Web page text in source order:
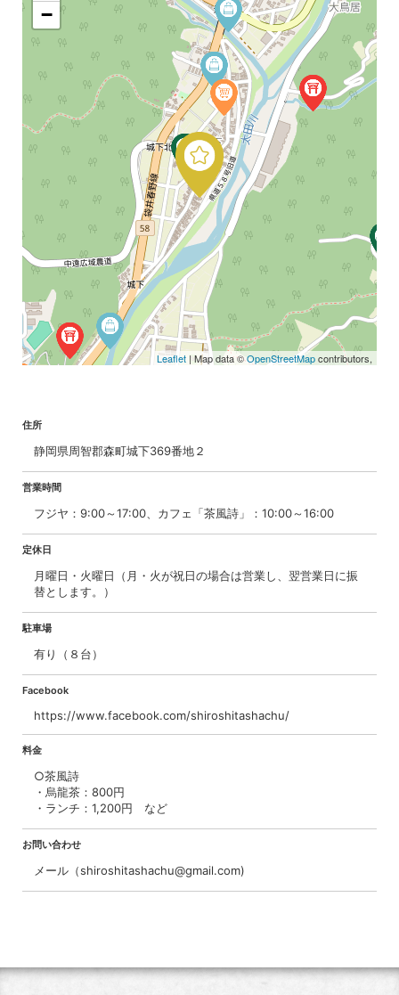
−
Leaflet | Map data ©OpenStreetMapcontributors,
住所
静岡県周智郡森町城下369番地２
営業時間
フジヤ：9:00～17:00、カフェ「茶風詩」：10:00～16:00
定休日
月曜日・火曜日（月・火が祝日の場合は営業し、翌営業日に振
替とします。）
駐車場
有り（８台）
Facebook
https://www.facebook.com/shiroshitashachu/
料金
○茶風詩
・烏龍茶：800円
・ランチ：1,200円 など
お問い合わせ
メール（shiroshitashachu@gmail.com)